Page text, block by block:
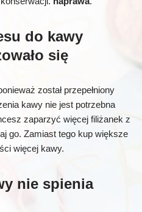
do kawy
się
został przepełniony
kawy nie jest potrzebna
zaparzyć więcej filiżanek z
go. Zamiast tego kup większe
więcej kawy.
nie spienia